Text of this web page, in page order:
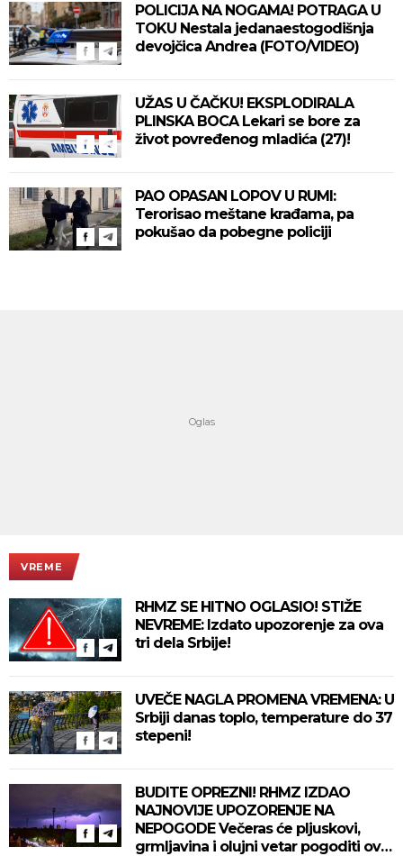
POLICIJA NA NOGAMA! POTRAGA U
TOKU Nestala jedanaestogodišnja
devojčica Andrea (FOTO/VIDEO)
UŽAS U ČAČKU! EKSPLODIRALA
PLINSKA BOCA Lekari se bore za
život povređenog mladića (27)!
PAO OPASAN LOPOV U RUMI:
Terorisao meštane krađama, pa
pokušao da pobegne policiji
VREME
RHMZ SE HITNO OGLASIO! STIŽE
NEVREME: Izdato upozorenje za ova
tri dela Srbije!
UVEČE NAGLA PROMENA VREMENA: U
Srbiji danas toplo, temperature do 37
stepeni!
BUDITE OPREZNI! RHMZ IZDAO
NAJNOVIJE UPOZORENJE NA
NEPOGODE Večeras će pljuskovi,
grmljavina i olujni vetar pogoditi ove